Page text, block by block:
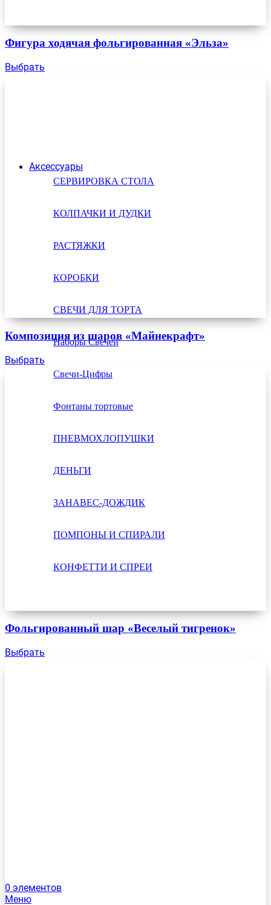
Аксессуары
СЕРВИРОВКА СТОЛА
КОЛПАЧКИ И ДУДКИ
РАСТЯЖКИ
КОРОБКИ
СВЕЧИ ДЛЯ ТОРТА
Наборы Свечей
Свечи-Цифры
Фонтаны тортовые
ПНЕВМОХЛОПУШКИ
ДЕНЬГИ
ЗАНАВЕС-ДОЖДИК
ПОМПОНЫ И СПИРАЛИ
КОНФЕТТИ И СПРЕИ
0 элементов
Меню
Фигура ходячая фольгированная «Эльза»
Выбрать
Композиция из шаров «Майнекрафт»
Выбрать
Фольгированный шар «Веселый тигренок»
Выбрать